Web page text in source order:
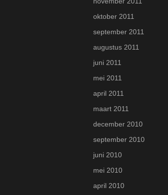
oktober 2011
september 2011
augustus 2011
juni 2011
mei 2011
april 2011
maart 2011
december 2010
september 2010
juni 2010
mei 2010
april 2010